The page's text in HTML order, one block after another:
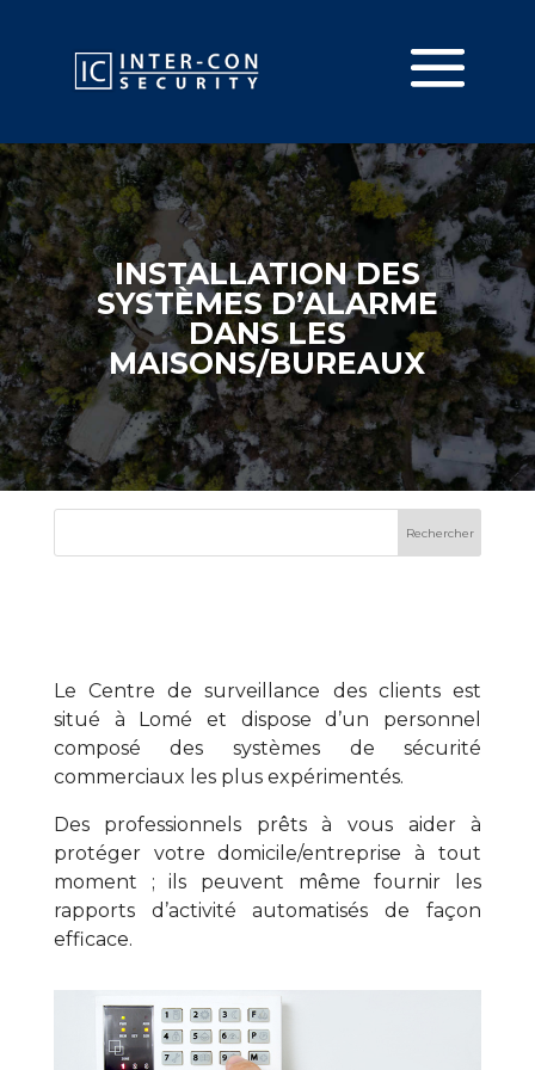
INSTALLATION DES
SYSTÈMES D’ALARME
DANS LES
MAISONS/BUREAUX
Le Centre de surveillance des clients est
situé à Lomé et dispose d’un personnel
composé des systèmes de sécurité
commerciaux les plus expérimentés.
Des professionnels prêts à vous aider à
protéger votre domicile/entreprise à tout
moment ; ils peuvent même fournir les
rapports d’activité automatisés de façon
efficace.